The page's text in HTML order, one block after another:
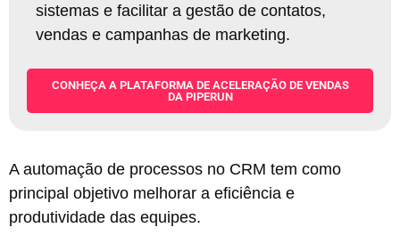
sistemas e facilitar a gestão de contatos,
vendas e campanhas de marketing.
CONHEÇA A PLATAFORMA DE ACELERAÇÃO DE VENDAS
DA PIPERUN
A automação de processos no CRM tem como
principal objetivo melhorar a eficiência e
produtividade das equipes.